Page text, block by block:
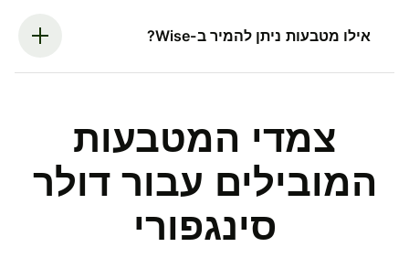
אילו מטבעות ניתן להמיר ב-Wise?
צמדי המטבעות
המובילים עבור דולר
סינגפורי